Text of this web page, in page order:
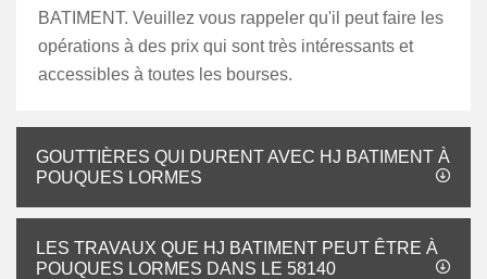
BATIMENT. Veuillez vous rappeler qu'il peut faire les
opérations à des prix qui sont très intéressants et
accessibles à toutes les bourses.
GOUTTIÈRES QUI DURENT AVEC HJ BATIMENT À
POUQUES LORMES
LES TRAVAUX QUE HJ BATIMENT PEUT ÊTRE À
POUQUES LORMES DANS LE 58140